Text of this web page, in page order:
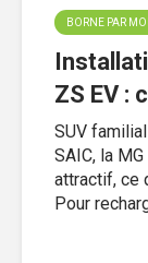
BORNE PAR
ZS EV :
SUV
SAIC, la
attractif, ce
Pour